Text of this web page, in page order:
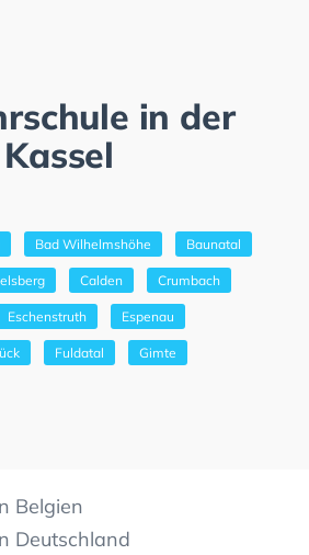
in der
Bad Wilhelmshöhe Baunatal
Calden Crumbach
Eschenstruth Espenau
Fuldatal Gimte
Belgien
Deutschland